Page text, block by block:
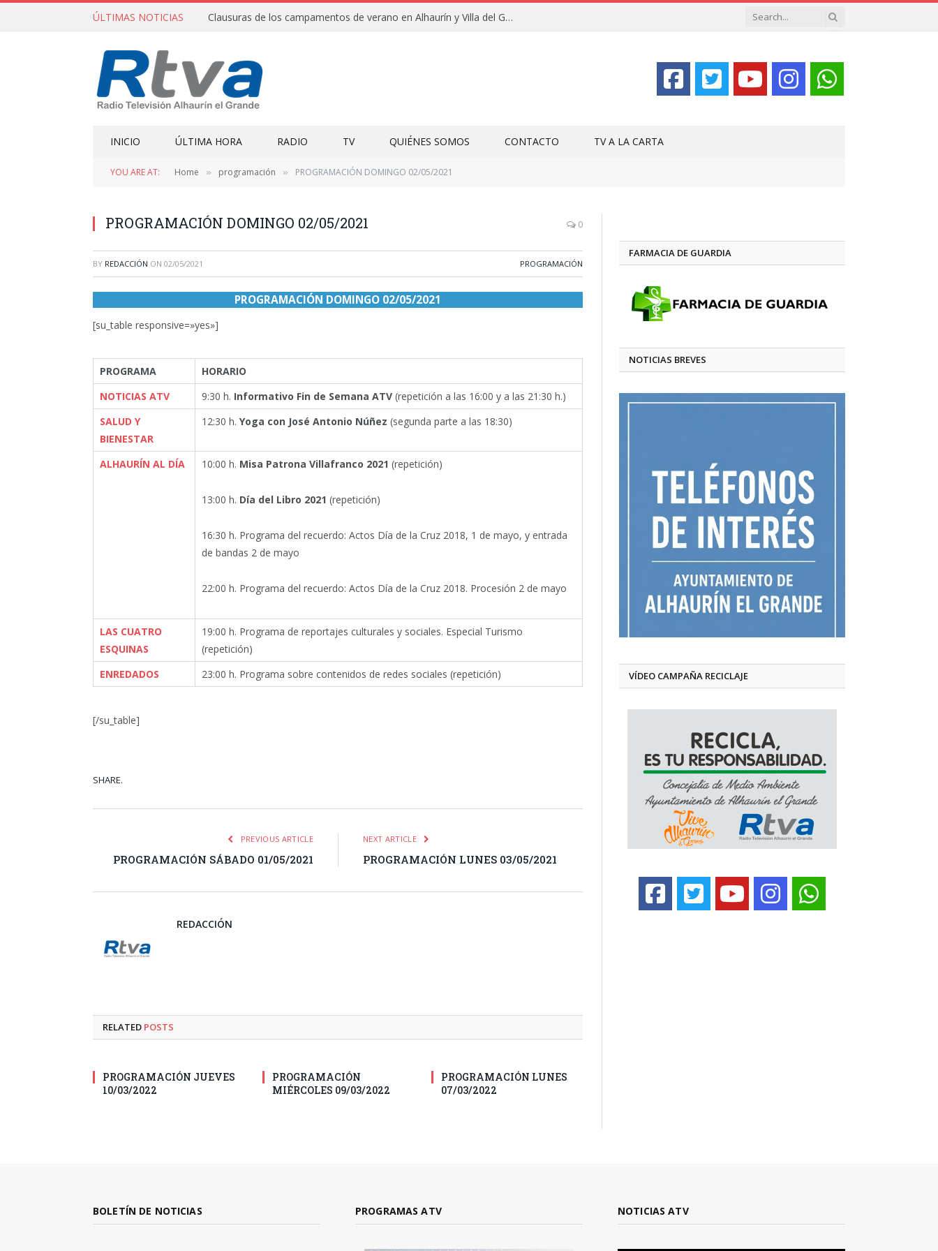
ÚLTIMAS NOTICIAS Clausuras de los campamentos de verano en Alhaurín y Villa del Guadalhorce 2026
INICIO ÚLTIMA HORA RADIO TV QUIÉNES SOMOS CONTACTO TV A LA CARTA
YOU ARE AT: Home » programación » PROGRAMACIÓN DOMINGO 02/05/2021
PROGRAMACIÓN DOMINGO 02/05/2021 0
BY REDACCIÓN ON 02/05/2021 PROGRAMACIÓN
PROGRAMACIÓN DOMINGO 02/05/2021
[su_table responsive=»yes»]
PROGRAMA
HORARIO
NOTICIAS ATV
9:30 h. Informativo Fin de Semana ATV (repetición a las 16:00 y a las 21:30 h.)
SALUD Y
BIENESTAR
12:30 h. Yoga con José Antonio Núñez (segunda parte a las 18:30)
ALHAURÍN AL DÍA 10:00 h. Misa Patrona Villafranco 2021 (repetición)
13:00 h. Día del Libro 2021 (repetición)
16:30 h. Programa del recuerdo: Actos Día de la Cruz 2018, 1 de mayo, y entrada
de bandas 2 de mayo
22:00 h. Programa del recuerdo: Actos Día de la Cruz 2018. Procesión 2 de mayo
LAS CUATRO
ESQUINAS
19:00 h. Programa de reportajes culturales y sociales. Especial Turismo
(repetición)
ENREDADOS
23:00 h. Programa sobre contenidos de redes sociales (repetición)
[/su_table]
SHARE.
PREVIOUS ARTICLE
PROGRAMACIÓN SÁBADO 01/05/2021
NEXT ARTICLE
PROGRAMACIÓN LUNES 03/05/2021
REDACCIÓN
RELATED POSTS
PROGRAMACIÓN JUEVES
10/03/2022
PROGRAMACIÓN
MIÉRCOLES 09/03/2022
PROGRAMACIÓN LUNES
07/03/2022
FARMACIA DE GUARDIA
NOTICIAS BREVES
VÍDEO CAMPAÑA RECICLAJE
BOLETÍN DE NOTICIAS PROGRAMAS ATV NOTICIAS ATV